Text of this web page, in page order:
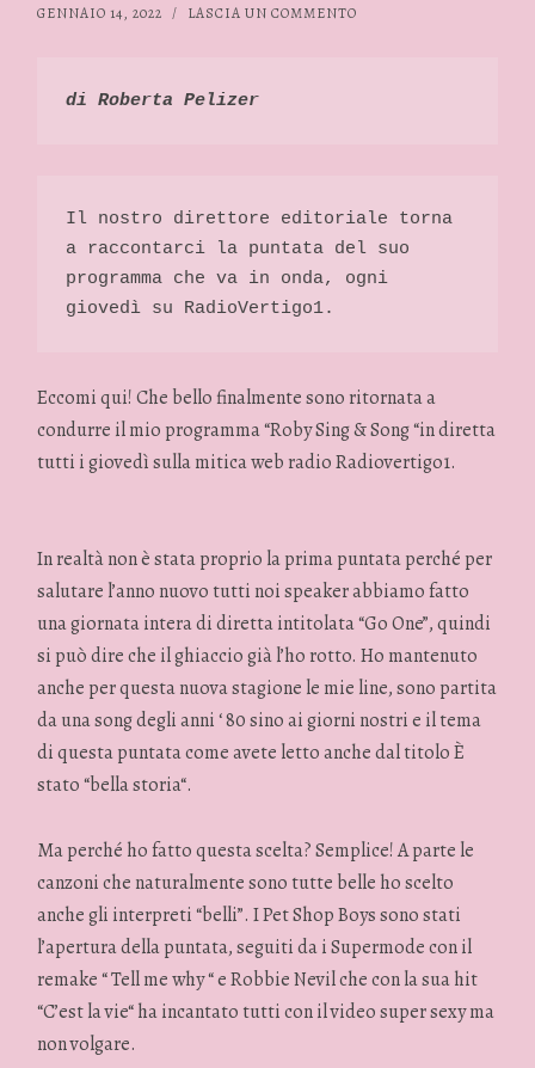
GENNAIO 14, 2022 / LASCIA UN COMMENTO
di Roberta Pelizer
Il nostro direttore editoriale torna
a raccontarci la puntata del suo
programma che va in onda, ogni
giovedì su RadioVertigo1.
Eccomi qui! Che bello finalmente sono ritornata a
condurre il mio programma “Roby Sing & Song “in diretta
tutti i giovedì sulla mitica web radio Radiovertigo1.
In realtà non è stata proprio la prima puntata perché per
salutare l’anno nuovo tutti noi speaker abbiamo fatto
una giornata intera di diretta intitolata “Go One”, quindi
si può dire che il ghiaccio già l’ho rotto. Ho mantenuto
anche per questa nuova stagione le mie line, sono partita
da una song degli anni ‘ 80 sino ai giorni nostri e il tema
di questa puntata come avete letto anche dal titolo È
stato “bella storia“.
Ma perché ho fatto questa scelta? Semplice! A parte le
canzoni che naturalmente sono tutte belle ho scelto
anche gli interpreti “belli”. I Pet Shop Boys sono stati
l’apertura della puntata, seguiti da i Supermode con il
remake “ Tell me why “ e Robbie Nevil che con la sua hit
“C’est la vie“ ha incantato tutti con il video super sexy ma
non volgare.